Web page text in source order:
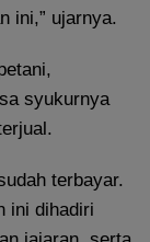
ini,” ujarnya.
syukurnya
terbayar.
ini dihadiri